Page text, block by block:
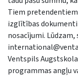
Tiem
izglītības
nosacījumi.
Ventspils
programmas angļu